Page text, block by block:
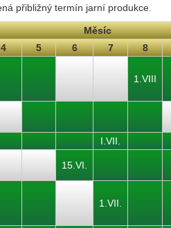
přibližný termín jarní produkce.
Měsíc
4 5 6 7
8
1.VIII
I.VII.
15.VI.
1.VII.